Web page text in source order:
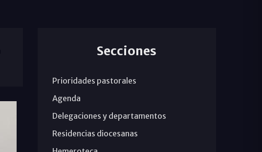
Secciones
Prioridades pastorales
Agenda
Delegaciones y departamentos
Residencias diocesanas